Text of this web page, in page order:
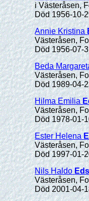
i Västeråsen,
Död 1956-10-
Annie Kristina
Västeråsen,
Död 1956-07-
Beda
Västeråsen,
Död 1989-04-
Hilma Emilia
Västeråsen,
Död 1978-01-
Ester Helena
Västeråsen,
Död 1997-01-
Nils Haldo
Västeråsen,
Död 2001-04-